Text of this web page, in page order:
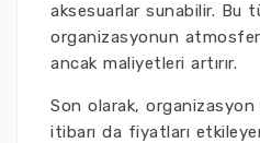
aksesuarlar sunabilir. Bu
organizasyonun
ancak maliyetleri artırır.
Son olarak,
itibarı da fiyatları